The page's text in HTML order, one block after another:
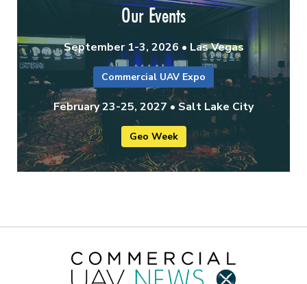
Our Events
September 1-3, 2026 • Las Vegas
Commercial UAV Expo
February 23-25, 2027 • Salt Lake City
Geo Week